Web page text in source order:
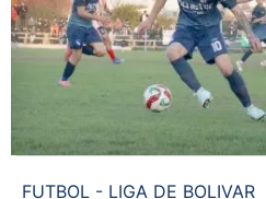
FUTBOL - LIGA DE BOLIVAR